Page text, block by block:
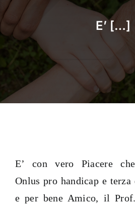
E’ […]
E’ con vero Piacere
Onlus pro handicap e terza
e per bene Amico, il